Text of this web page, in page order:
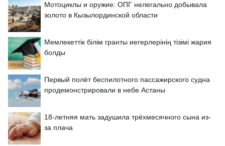
Мотоциклы и оружие: ОПГ нелегально добывала
золото в Кызылординской области
Мемлекеттік білім гранты иегерлерінің тізімі жария
болды
Первый полёт беспилотного пассажирского судна
продемонстрировали в небе Астаны
18-летняя мать задушила трёхмесячного сына из-
за плача